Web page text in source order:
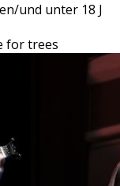
und unter 18 J
for trees